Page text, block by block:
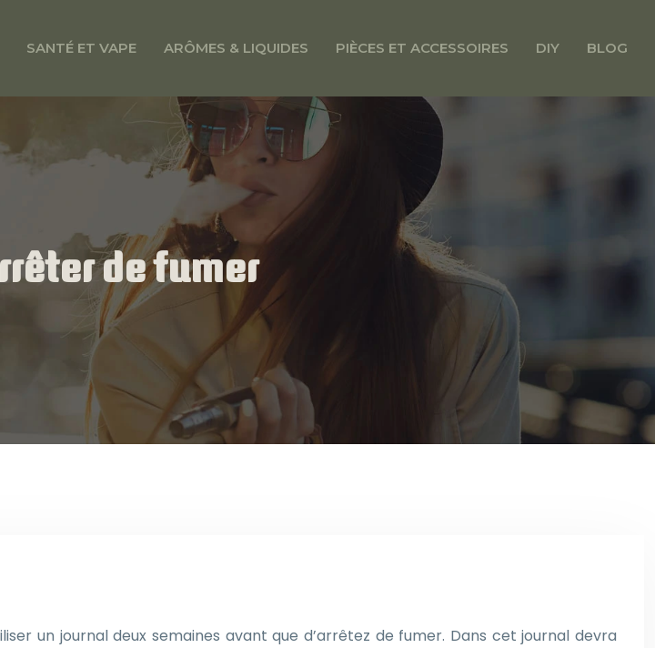
SANTÉ ET VAPE ARÔMES & LIQUIDES PIÈCES ET ACCESSOIRES DIY BLOG
de fumer
un journal deux semaines avant que d’arrêtez de fumer. Dans cet journal devra